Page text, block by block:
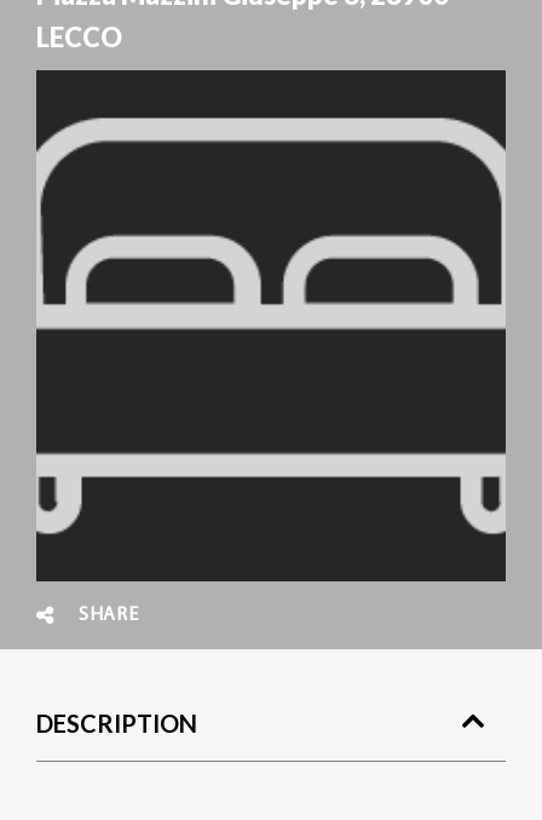
LECCO
SHARE
DESCRIPTION